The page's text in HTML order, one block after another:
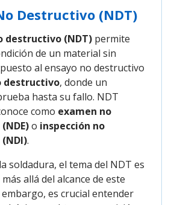
Destructivo (NDT)
destructivo (NDT) permite
de un material sin
al ensayo no destructivo
destructivo, donde un
hasta su fallo. NDT
como examen no
o inspección no
.
soldadura, el tema del NDT es
allá del alcance de este
es crucial entender